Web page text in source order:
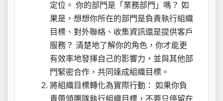
定位。 你的部門是「業務部門」嗎？ 如
果是，想想你所在的部門是負責執行組織
目標、對外聯絡、收集資訊還是提供客戶
服務？ 清楚地了解你的角色，你才能更
有效率地發揮自己的影響力，並與其他部
門緊密合作，共同達成組織目標。
將組織目標轉化為實際行動： 如果你負
責帶領團隊執行組織目標，不要只停留在